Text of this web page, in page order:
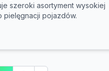
szeroki asortyment wysokiej
pojazdów.